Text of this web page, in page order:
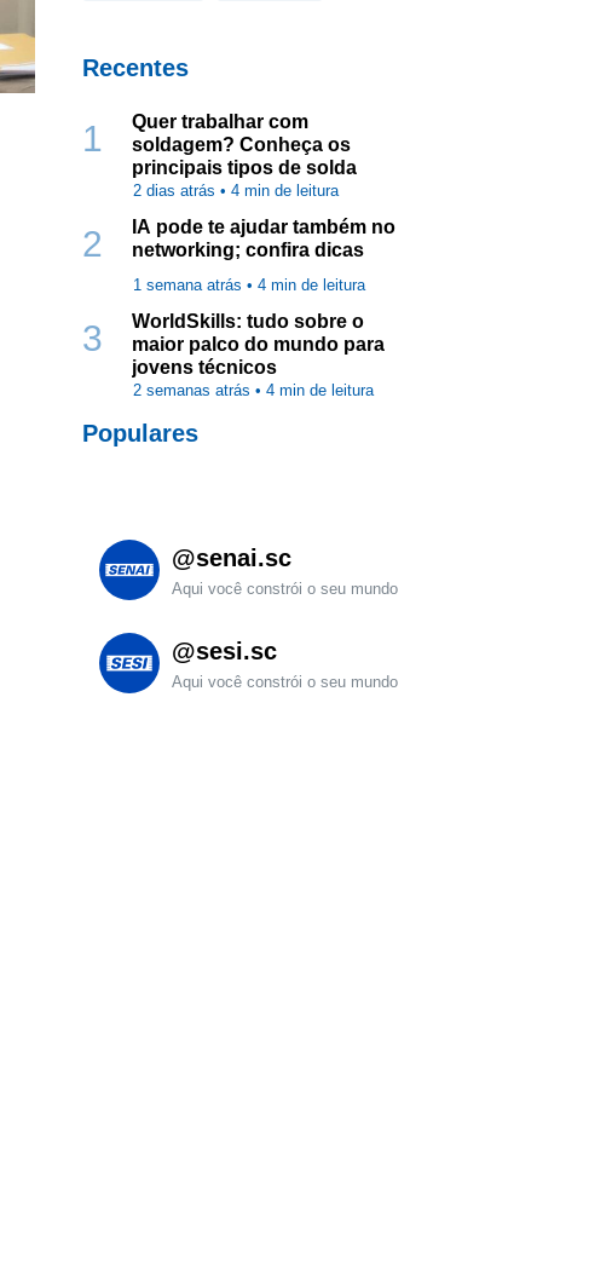
Recentes
1
Quer trabalhar com
soldagem? Conheça os
principais tipos de solda
2 dias atrás •4 min de leitura
2
IA pode te ajudar também no
networking; confira dicas
1 semana atrás •4 min de leitura
3
WorldSkills: tudo sobre o
maior palco do mundo para
jovens técnicos
2 semanas atrás •4 min de leitura
Populares
@senai.sc
Aqui você constrói o seu mundo
@sesi.sc
Aqui você constrói o seu mundo